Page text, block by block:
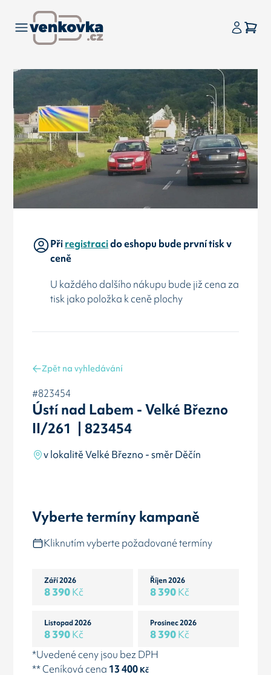
Přiregistracido eshopu bude první tisk v
ceně
U každého dalšího nákupu bude již cena za
tisk jako položka k ceně plochy
Zpět na vyhledávání
#823454
Ústí nad Labem - Velké Březno
II/261 | 823454
v lokalitě Velké Březno - směr Děčín
Vyberte termíny kampaně
Kliknutím vyberte požadované termíny
Září 2026
8 390Kč
Říjen 2026
8 390Kč
Listopad 2026
8 390Kč
Prosinec 2026
8 390Kč
*Uvedené ceny jsou bez DPH
** Ceníková cena 13 400Kč